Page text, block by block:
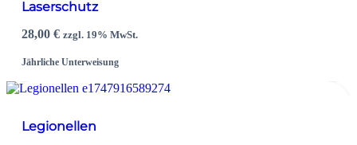
Laserschutz
28,00€ zzgl. 19% MwSt.
Jährliche Unterweisung
Legionellen